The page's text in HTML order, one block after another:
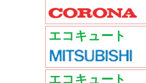
エコキュート
エコキュート